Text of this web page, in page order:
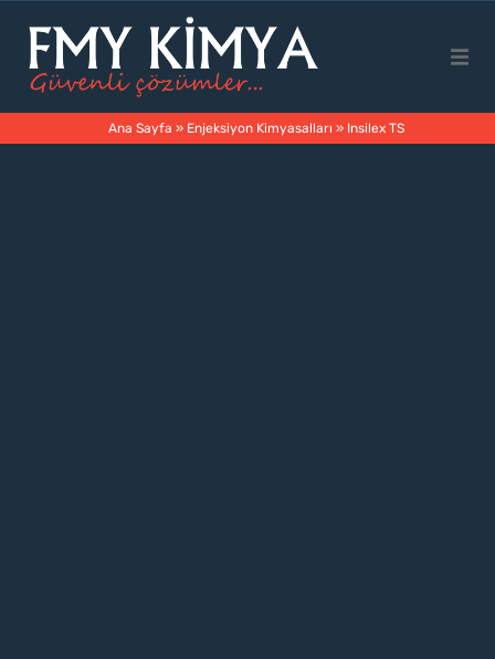
Ana Sayfa » Enjeksiyon Kimyasalları » Insilex TS